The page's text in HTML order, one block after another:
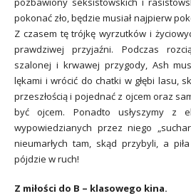
pokonać zło, będzie musiał najpierw
Z czasem tę trójkę wyrzutków i
prawdziwej przyjaźni. Podczas
szalonej i krwawej przygody, Ash
lękami i wrócić do chatki w głębi lasu,
przeszłością i pojednać z ojcem oraz
być ojcem. Ponadto usłyszymy z
wypowiedzianych przez niego
nieumarłych tam, skąd przybyli, a
pójdzie w ruch!
Z miłości do B – klasowego kina.